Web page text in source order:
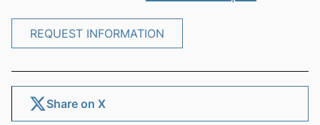
REQUEST INFORMATION
REQUEST INFORMATION
Share on X